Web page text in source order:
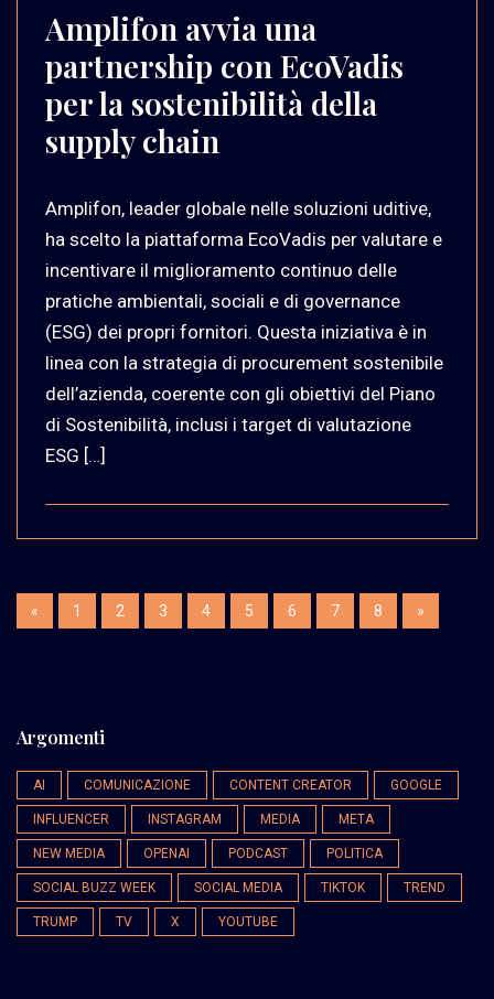
Amplifon avvia una
partnership con EcoVadis
per la sostenibilità della
supply chain
Amplifon, leader globale nelle soluzioni uditive,
ha scelto la piattaforma EcoVadis per valutare e
incentivare il miglioramento continuo delle
pratiche ambientali, sociali e di governance
(ESG) dei propri fornitori. Questa iniziativa è in
linea con la strategia di procurement sostenibile
dell’azienda, coerente con gli obiettivi del Piano
di Sostenibilità, inclusi i target di valutazione
ESG […]
« 1 2 3 4 5 6 7 8 »
Argomenti
AI COMUNICAZIONE CONTENT CREATOR GOOGLE
INFLUENCER INSTAGRAM MEDIA META
NEW MEDIA OPENAI PODCAST POLITICA
SOCIAL BUZZ WEEK SOCIAL MEDIA TIKTOK TREND
TRUMP TV X YOUTUBE